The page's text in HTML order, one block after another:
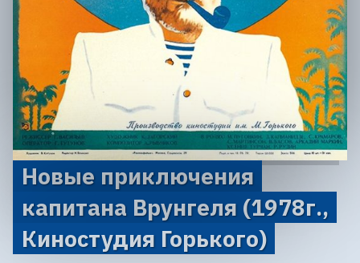
Новые приключения
капитана Врунгеля (1978г.,
Киностудия Горького)